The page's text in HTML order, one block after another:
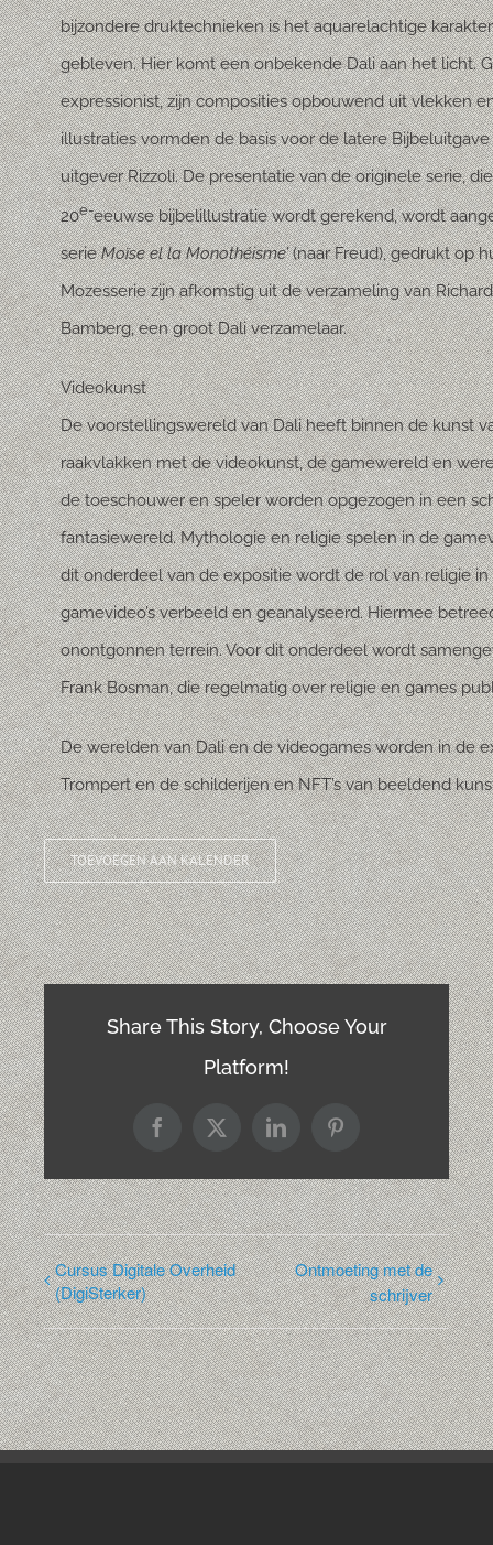
bijzondere druktechnieken is het aquarelachtige
gebleven. Hier komt een onbekende Dali aan het licht.
expressionist, zijn composities opbouwend uit vlekken
illustraties vormden de basis voor de latere
uitgever Rizzoli. De presentatie van de originele serie,
20e-eeuwse bijbelillustratie wordt gerekend, wordt
serieMoïse el la Monothéisme’(naar Freud), gedrukt op
Mozesserie zijn afkomstig uit de verzameling van
Bamberg, een groot Dali verzamelaar.
Videokunst
De voorstellingswereld van Dali heeft binnen de kunst
raakvlakken met de videokunst, de gamewereld en
de toeschouwer en speler worden opgezogen in een
fantasiewereld. Mythologie en religie spelen in de
dit onderdeel van de expositie wordt de rol van religie
gamevideo’s verbeeld en geanalyseerd. Hiermee
onontgonnen terrein. Voor dit onderdeel wordt
Frank Bosman, die regelmatig over religie en games
De werelden van Dali en de videogames worden in de
Trompert en de schilderijen en NFT’s van beeldend
TOEVOEGEN AAN KALENDER
Share This Story, Choose Your
Platform!
Facebook
X LinkedInPinterest
Cursus Digitale Overheid
(DigiSterker)
Ontmoeting met de
schrijver